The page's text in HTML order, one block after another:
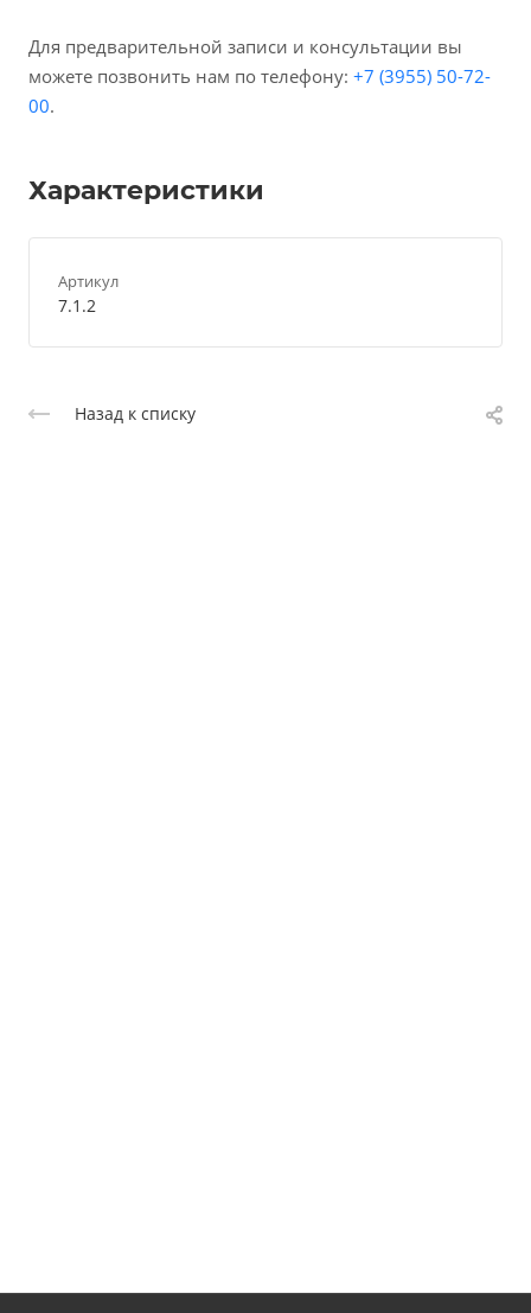
Для предварительной записи и консультации вы
можете позвонить нам по телефону: +7 (3955) 50-72-
00.
Характеристики
Артикул
7.1.2
Назад к списку